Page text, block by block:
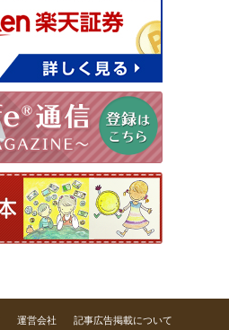
運営会社 記事広告掲載について